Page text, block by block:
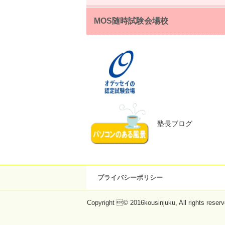
MOS随時試験会場校
塾長ブログ
プライバシーポリシー
Copyright © 2016kousinjuku, All rights